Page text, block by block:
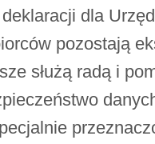
dla
pozostają
służą radą i